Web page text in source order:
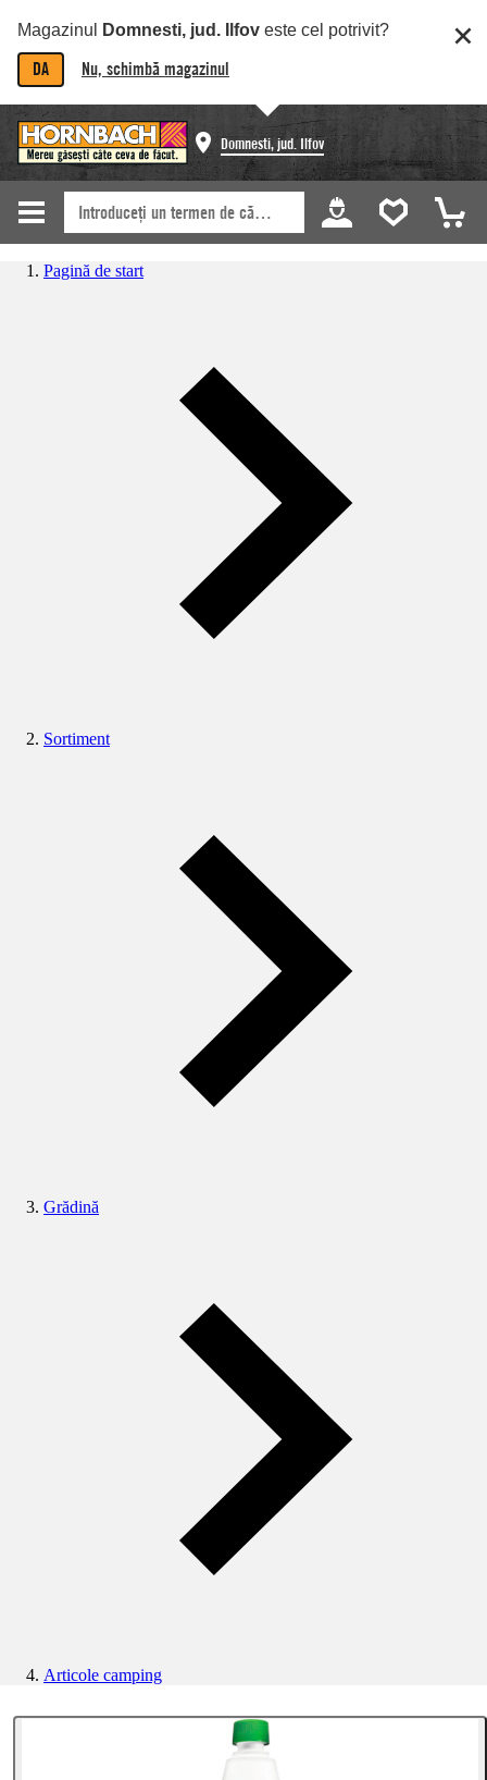
Magazinul Domnesti, jud. Ilfov este cel potrivit?
DA Nu, schimbă magazinul
Domnesti, jud. Ilfov
Pagină de start
Sortiment
Grădină
Articole camping